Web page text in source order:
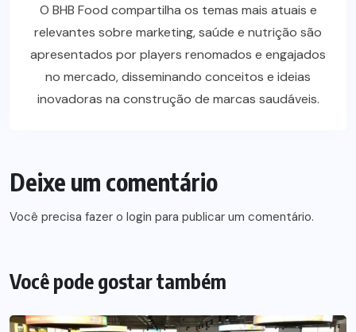
O BHB Food compartilha os temas mais atuais e
relevantes sobre marketing, saúde e nutrição são
apresentados por players renomados e engajados
no mercado, disseminando conceitos e ideias
inovadoras na construção de marcas saudáveis.
Deixe um comentário
Você precisa fazer o login para publicar um comentário.
Você pode gostar também